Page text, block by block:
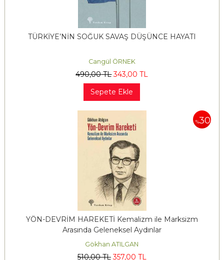
TÜRKİYE’NİN SOĞUK SAVAŞ DÜŞÜNCE HAYATI
Cangül ÖRNEK
490,00TL 343,00 TL
Sepete Ekle
%30
YÖN-DEVRİM HAREKETİ Kemalizm ile Marksizm
Arasında Geleneksel Aydınlar
Gökhan ATILGAN
510,00TL 357,00 TL